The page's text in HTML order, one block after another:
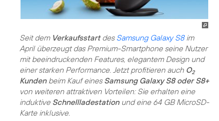
Seit dem Verkaufsstartdes Samsung Galaxy S8im
April überzeugt das Premium-Smartphone seine Nutzer
mit beeindruckenden Features, elegantem Design und
einer starken Performance. Jetzt profitieren auch O2
Kundenbeim Kauf eines Samsung Galaxy S8 oder S8+
von weiteren attraktiven Vorteilen: Sie erhalten eine
induktive Schnellladestationund eine 64 GB MicroSD-
Karte inklusive.